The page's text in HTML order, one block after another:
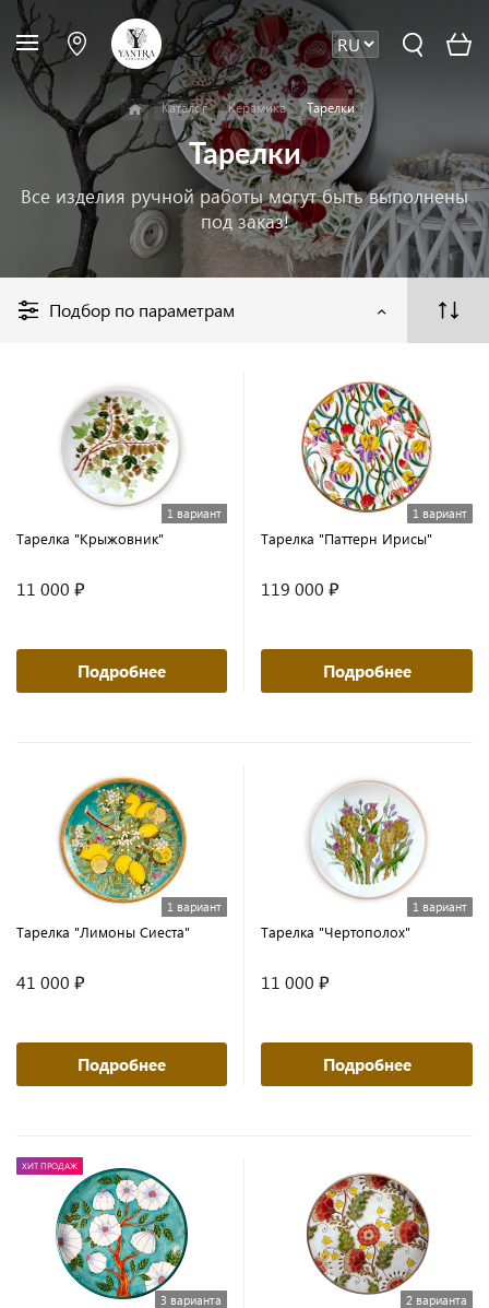
Каталог Керамика Тарелки
Тарелки
Все изделия ручной работы могут быть выполнены
под заказ!
Подбор по параметрам
1 вариант
Тарелка "Крыжовник"
11 000 ₽
Подробнее
1 вариант
Тарелка "Паттерн Ирисы"
119 000 ₽
Подробнее
1 вариант
Тарелка "Лимоны Сиеста"
41 000 ₽
Подробнее
1 вариант
Тарелка "Чертополох"
11 000 ₽
Подробнее
ХИТ ПРОДАЖ
3 варианта 2 варианта